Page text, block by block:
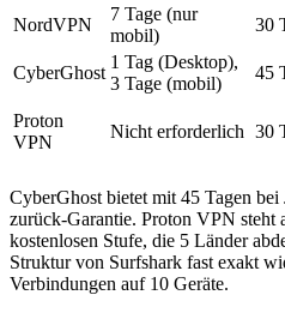
NordVPN
7 Tage (nur
mobil)
30
CyberGhost
1 Tag (Desktop),
3 Tage (mobil)
45
Proton
VPN
Nicht erforderlich 30
CyberGhost bietet mit 45 Tagen bei
zurück-Garantie. Proton VPN steht
kostenlosen Stufe, die 5 Länder
Struktur von Surfshark fast exakt
Verbindungen auf 10 Geräte.